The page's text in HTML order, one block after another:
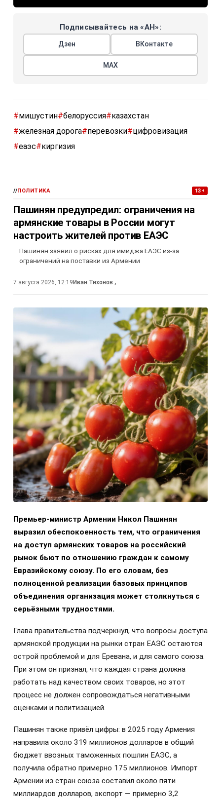
Подписывайтесь на «АН»:
Дзен ВКонтакте
МАХ
#мишустин#белоруссия#казахстан
#железная дорога#перевозки#цифровизация
#еаэс#киргизия
//ПОЛИТИКА 13+
Пашинян предупредил: ограничения на
армянские товары в России могут
настроить жителей против ЕАЭС
Пашинян заявил о рисках для имиджа ЕАЭС из-за
ограничений на поставки из Армении
7 августа 2026, 12:19Иван Тихонов ,
Премьер-министр Армении Никол Пашинян
выразил обеспокоенность тем, что ограничения
на доступ армянских товаров на российский
рынок бьют по отношению граждан к самому
Евразийскому союзу. По его словам, без
полноценной реализации базовых принципов
объединения организация может столкнуться с
серьёзными трудностями.
Глава правительства подчеркнул, что вопросы доступа
армянской продукции на рынки стран ЕАЭС остаются
острой проблемой и для Еревана, и для самого союза.
При этом он признал, что каждая страна должна
работать над качеством своих товаров, но этот
процесс не должен сопровождаться негативными
оценками и политизацией.
Пашинян также привёл цифры: в 2025 году Армения
направила около 319 миллионов долларов в общий
бюджет ввозных таможенных пошлин ЕАЭС, а
получила обратно примерно 175 миллионов. Импорт
Армении из стран союза составил около пяти
миллиардов долларов, экспорт — примерно 3,2